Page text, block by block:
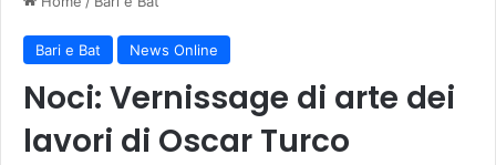
Bari e Bat News Online
Noci: Vernissage di arte dei
lavori di Oscar Turco